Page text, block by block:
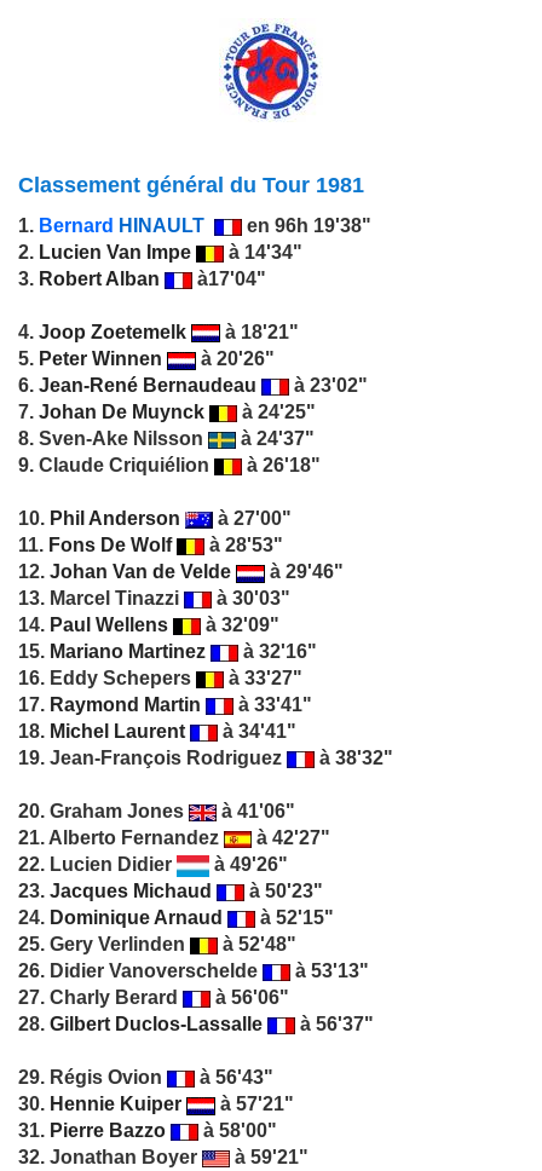
Classement général du Tour 1981
1. Bernard HINAULT
en 96h 19'38"
2. Lucien Van Impe
à 14'34"
3. Robert Alban à17'04"
4. Joop Zoetemelk
à 18'21"
5. Peter Winnen
à 20'26"
6. Jean-René Bernaudeau
à 23'02"
7. Johan De Muynck
à 24'25"
8. Sven-Ake Nilsson
à 24'37"
9. Claude Criquiélion
à 26'18"
10. Phil Anderson
à 27'00"
11. Fons De Wolf
à 28'53"
12. Johan Van de Velde
à 29'46"
13. Marcel Tinazzi
à 30'03"
14. Paul Wellens
à 32'09"
15. Mariano Martinez
à 32'16"
16. Eddy Schepers
à 33'27"
17. Raymond Martin
à 33'41"
18. Michel Laurent
à 34'41"
19. Jean-François Rodriguez
à 38'32"
20. Graham Jones
à 41'06"
21. Alberto Fernandez
à 42'27"
22. Lucien Didier
à 49'26"
23. Jacques Michaud
à 50'23"
24. Dominique Arnaud
à 52'15"
25. Gery Verlinden
à 52'48"
26. Didier Vanoverschelde
à 53'13"
27. Charly Berard
à 56'06"
28. Gilbert Duclos-Lassalle à 56'37"
29. Régis Ovion
à 56'43"
30. Hennie Kuiper
à 57'21"
31. Pierre Bazzo
à 58'00"
32. Jonathan Boyer
à 59'21"